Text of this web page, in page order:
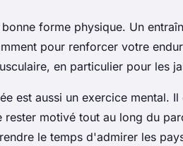
forme physique. Un
pour renforcer votre
en particulier pour les
est aussi un exercice mental.
motivé tout au long du
le temps d'admirer les